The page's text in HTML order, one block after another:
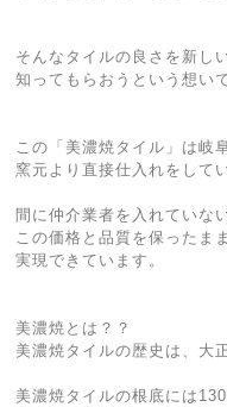
そんなタイルの良さを新し
知ってもらおうという想い
この「美濃焼タイル」は岐
窯元より直接仕入れをして
間に仲介業者を入れていな
この価格と品質を保ったま
実現できています。
美濃焼とは？？
美濃焼タイルの歴史は、大
美濃焼タイルの根底には